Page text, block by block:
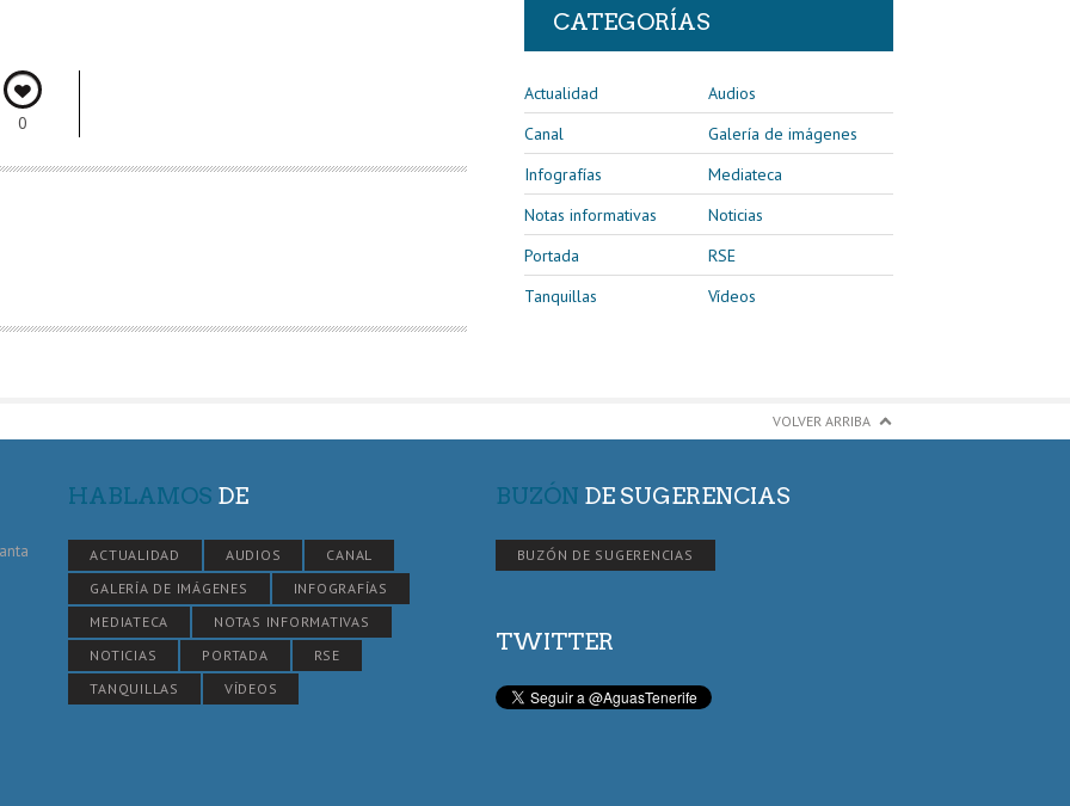
0
CATEGORÍAS
Actualidad
Audios
Canal
Galería de imágenes
Infografías
Mediateca
Notas informativas
Noticias
Portada
RSE
Tanquillas
Vídeos
VOLVER ARRIBA
HABLAMOS DE
ACTUALIDAD AUDIOS
CANAL
GALERÍA DE IMÁGENES
INFOGRAFÍAS
MEDIATECA
NOTAS INFORMATIVAS
NOTICIAS
PORTADA
RSE
TANQUILLAS
VÍDEOS
BUZÓN DE SUGERENCIAS
BUZÓN DE SUGERENCIAS
TWITTER